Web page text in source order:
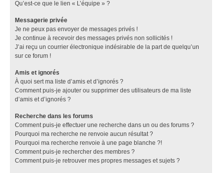
Qu’est-ce que le lien « L’équipe » ?
Messagerie privée
Je ne peux pas envoyer de messages privés !
Je continue à recevoir des messages privés non sollicités !
J’ai reçu un courrier électronique indésirable de la part de quelqu’un
sur ce forum !
Amis et ignorés
À quoi sert ma liste d’amis et d’ignorés ?
Comment puis-je ajouter ou supprimer des utilisateurs de ma liste
d’amis et d’ignorés ?
Recherche dans les forums
Comment puis-je effectuer une recherche dans un ou des forums ?
Pourquoi ma recherche ne renvoie aucun résultat ?
Pourquoi ma recherche renvoie à une page blanche ?!
Comment puis-je rechercher des membres ?
Comment puis-je retrouver mes propres messages et sujets ?